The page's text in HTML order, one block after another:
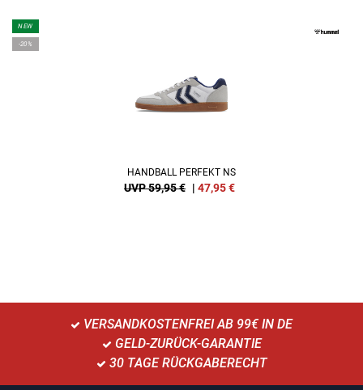
NEW
-20%
HANDBALL PERFEKT NS
UVP 59,95 € | 47,95€
VERSANDKOSTENFREI AB 99€ IN DE
GELD-ZURÜCK-GARANTIE
30 TAGE RÜCKGABERECHT